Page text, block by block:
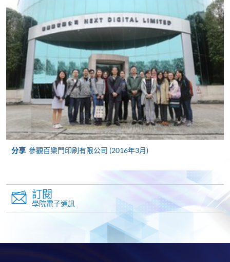
網上報名 立即報名
申請表 下載申請表
報名辦法
網上報名服務
香港大學專業進修學院提供24小時網上報名及繳費服
務，申請人可通過網上申請個別學歷頒授課程和報讀
大部份公開招生的課程(以先到先得形式報名的課程)。
機)、VISA 或 Mastercard。除上述支付方式之外，如就
讀學歷頒授課程設有網上服務，在學學員亦可以「微
信支付」(Online WeChat Pay) 、「支付寶」(Online
Alipay) 或 「轉數快」(FPS) 繳付學費。
分享 參觀百樂門印刷有限公司 (2016年3月)
訂閱
學院電子通訊